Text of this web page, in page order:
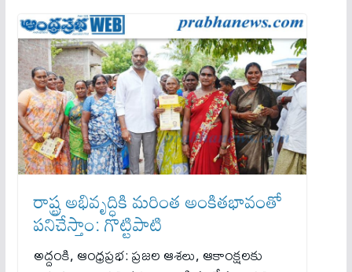
రాష్ట్ర అభివృద్ధికి మరింత అంకితభావంతో
పనిచేస్తాం: గొట్టిపాటి
అద్దంకి, ఆంధ్రప్రభ: ప్రజల ఆశలు, ఆకాంక్షలకు